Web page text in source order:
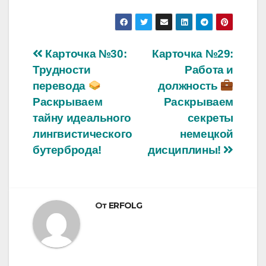
Навигация
по
записям
Карточка №29:
Работа и
должность
Раскрываем
секреты
немецкой
дисциплины!
Карточка №30:
Трудности
перевода
Раскрываем
тайну идеального
лингвистического
бутерброда!
От ERFOLG